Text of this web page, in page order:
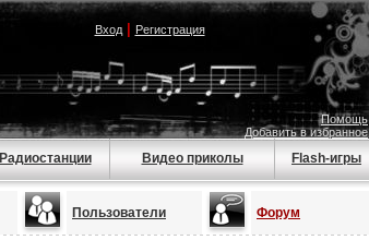
Вход| Регистрация
Помощь
Добавить в избранное
Радиостанции Видео приколы Flash-игры
Пользователи Форум